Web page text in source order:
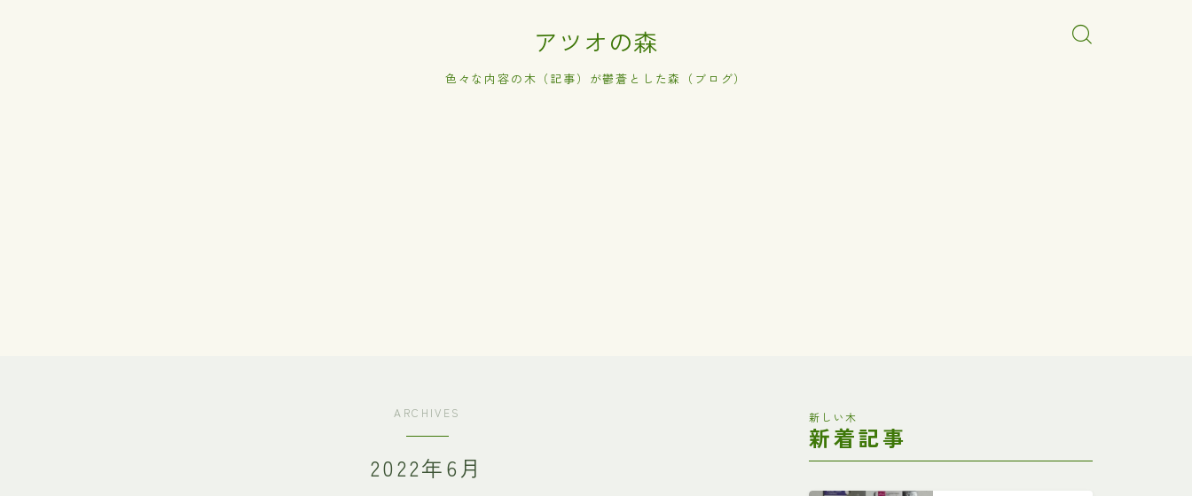
アツオの森
色々な内容の木（記事）が鬱蒼とした森（ブログ）
ARCHIVES
2022年6月
新しい木
新着記事